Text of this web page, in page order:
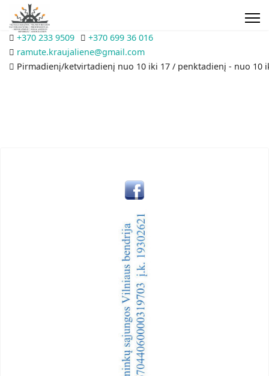
+370 233 9509
+370 699 36 016
ramute.kraujaliene@gmail.com
Pirmadienį/ketvirtadienį nuo 10 iki 17 / penktadienį - nuo 10